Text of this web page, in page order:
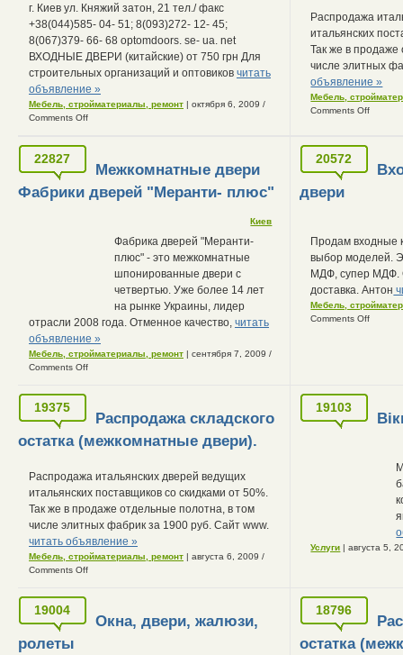
г. Киев ул. Княжий затон, 21 тел./ факс
+38(044)585- 04- 51; 8(093)272- 12- 45;
8(067)379- 66- 68 optomdoors. se- ua. net
ВХОДНЫЕ ДВЕРИ (китайские) от 750 грн Для
строительных организаций и оптовиков читать
объявление »
Мебель, стройматериалы, ремонт | октября 6, 2009 /
Comments Off
Распродажа
итальянских
Так же в
числе элитных
объявление »
Мебель,
Comments Off
22827
Межкомнатные двери
Фабрики дверей "Меранти- плюс"
Киев
Фабрика дверей "Меранти-
плюс" - это межкомнатные
шпонированные двери с
четвертью. Уже более 14 лет
на рынке Украины, лидер
отрасли 2008 года. Отменное качество, читать
объявление »
Мебель, стройматериалы, ремонт | сентября 7, 2009 /
Comments Off
20572
двери
Продам входные
выбор моделей.
МДФ, супер МДФ.
доставка. Антон
Мебель,
Comments Off
19375
Распродажа складского
остатка (межкомнатные двери).
Распродажа итальянских дверей ведущих
итальянских поставщиков со скидками от 50%.
Так же в продаже отдельные полотна, в том
числе элитных фабрик за 1900 руб. Сайт www.
читать объявление »
Мебель, стройматериалы, ремонт | августа 6, 2009 /
Comments Off
19103
Услуги | августа 5,
19004
Окна, двери, жалюзи,
ролеты
18796
остатка